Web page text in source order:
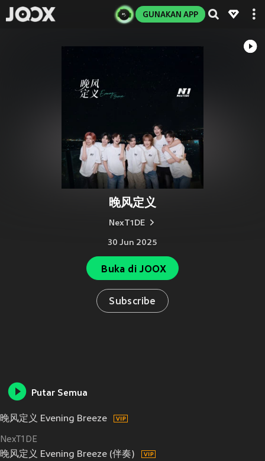
GUNAKAN APP
晚风定义
NexT1DE
30 Jun 2025
Buka di JOOX
Subscribe
Putar Semua
晚风定义 Evening Breeze
NexT1DE
晚风定义 Evening Breeze (伴奏)